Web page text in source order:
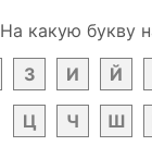
На какую букву
З И Й
Ц Ч Ш